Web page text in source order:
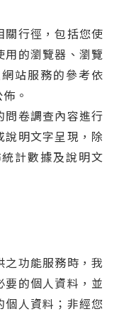
關行徑，包括您使
用的瀏覽器、瀏覽
站服務的參考依
。
問卷調查內容進行
明文字呈現，除
計數據及說明文
之功能服務時，我
的個人資料，並
個人資料；非經您